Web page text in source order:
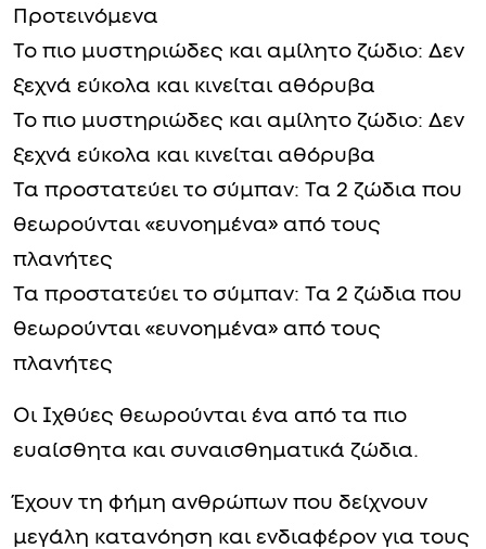
Προτεινόμενα
Το πιο μυστηριώδες και αμίλητο ζώδιο: Δεν
ξεχνά εύκολα και κινείται αθόρυβα
Το πιο μυστηριώδες και αμίλητο ζώδιο: Δεν
ξεχνά εύκολα και κινείται αθόρυβα
Τα προστατεύει το σύμπαν: Τα 2 ζώδια που
θεωρούνται «ευνοημένα» από τους
πλανήτες
Τα προστατεύει το σύμπαν: Τα 2 ζώδια που
θεωρούνται «ευνοημένα» από τους
πλανήτες
Οι Ιχθύες θεωρούνται ένα από τα πιο
ευαίσθητα και συναισθηματικά ζώδια.
Έχουν τη φήμη ανθρώπων που δείχνουν
μεγάλη κατανόηση και ενδιαφέρον για τους